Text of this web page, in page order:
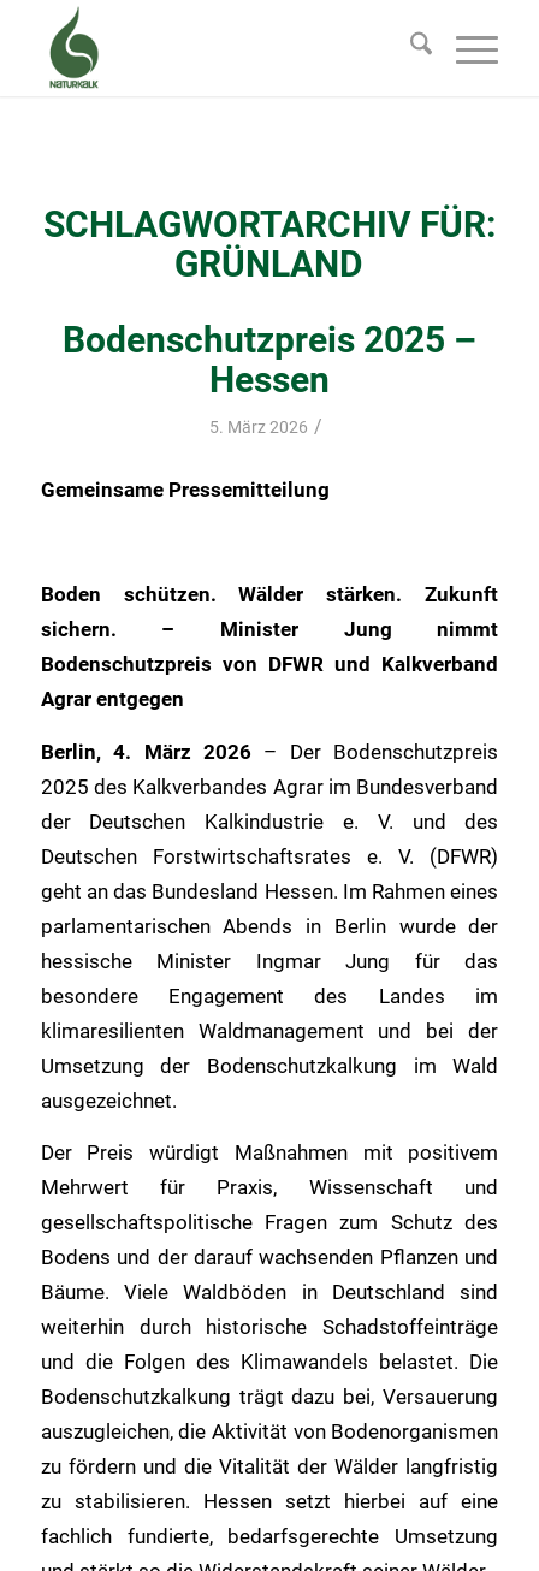
SCHLAGWORTARCHIV FÜR:
GRÜNLAND
Bodenschutzpreis 2025 –
Hessen
5. März 2026 /
Gemeinsame Pressemitteilung
Boden schützen. Wälder stärken. Zukunft
sichern. – Minister Jung nimmt
Bodenschutzpreis von DFWR und Kalkverband
Agrar entgegen
Berlin, 4. März 2026 – Der Bodenschutzpreis
2025 des Kalkverbandes Agrar im Bundesverband
der Deutschen Kalkindustrie e. V. und des
Deutschen Forstwirtschaftsrates e. V. (DFWR)
geht an das Bundesland Hessen. Im Rahmen eines
parlamentarischen Abends in Berlin wurde der
hessische Minister Ingmar Jung für das
besondere Engagement des Landes im
klimaresilienten Waldmanagement und bei der
Umsetzung der Bodenschutzkalkung im Wald
ausgezeichnet.
Der Preis würdigt Maßnahmen mit positivem
Mehrwert für Praxis, Wissenschaft und
gesellschaftspolitische Fragen zum Schutz des
Bodens und der darauf wachsenden Pflanzen und
Bäume. Viele Waldböden in Deutschland sind
weiterhin durch historische Schadstoffeinträge
und die Folgen des Klimawandels belastet. Die
Bodenschutzkalkung trägt dazu bei, Versauerung
auszugleichen, die Aktivität von Bodenorganismen
zu fördern und die Vitalität der Wälder langfristig
zu stabilisieren. Hessen setzt hierbei auf eine
fachlich fundierte, bedarfsgerechte Umsetzung